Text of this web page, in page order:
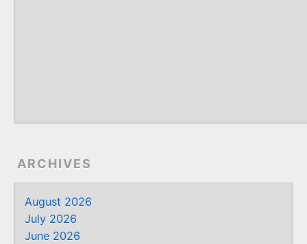
ARCHIVES
August 2026
July 2026
June 2026